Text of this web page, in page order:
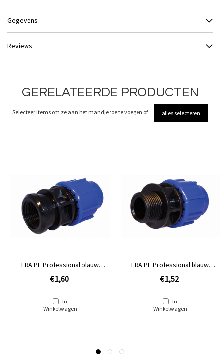
Gegevens
Reviews
GERELATEERDE PRODUCTEN
Selecteer items om ze aan het mandje toe te voegen of alles selecteren
ERA PE Professional blauw
€ 1,60
In
Winkelwagen
ERA PE Professional blauw
€ 1,52
In
Winkelwagen